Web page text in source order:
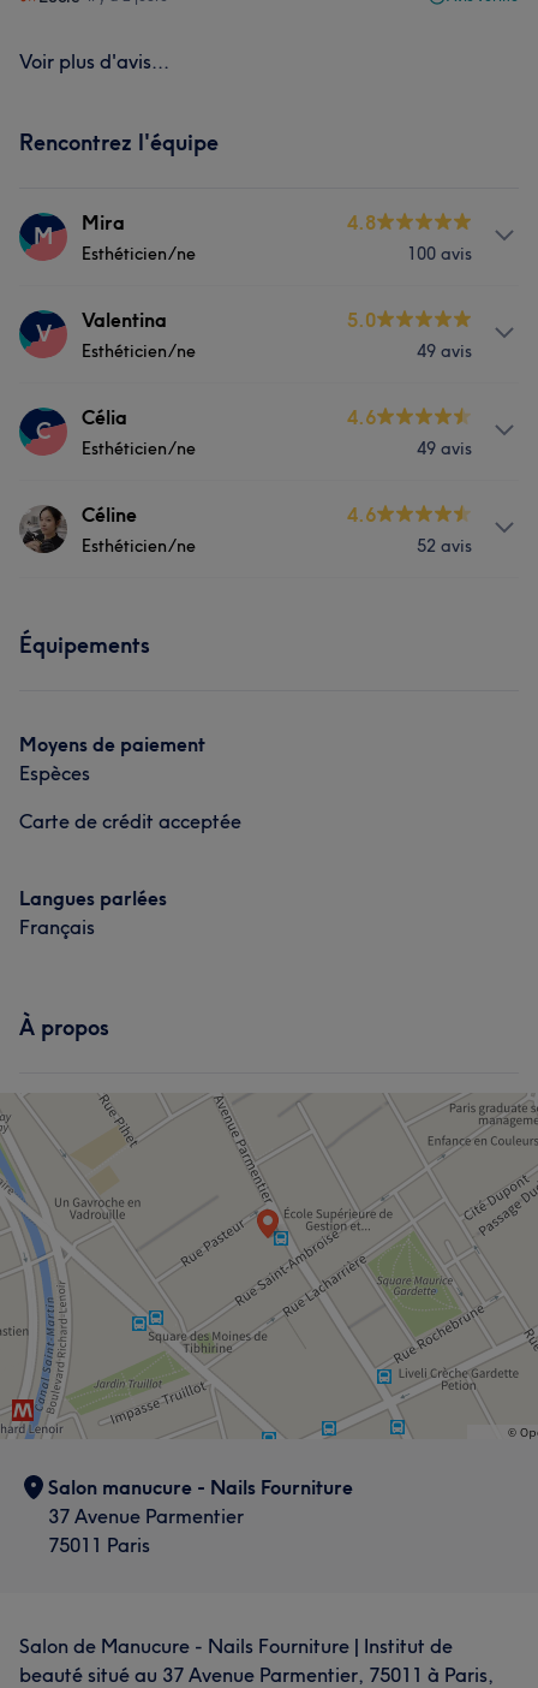
Voir plus d'avis...
Rencontrez l'équipe
M Mira
Esthéticien/ne
4.8
100 avis
Prestations
Manucure et Beauté des pieds
V Valentina
Esthéticien/ne
5.0
49 avis
Prestations
Manucure et Beauté des pieds
C Célia
Esthéticien/ne
4.6
49 avis
Prestations
Céline
Esthéticien/ne
4.6
52 avis
Équipements
Moyens de paiement
Espèces
Carte de crédit acceptée
Langues parlées
Français
À propos
Salon manucure - Nails Fourniture
37 Avenue Parmentier
75011 Paris
Salon de Manucure - Nails Fourniture | Institut de
beauté situé au 37 Avenue Parmentier, 75011 à Paris,